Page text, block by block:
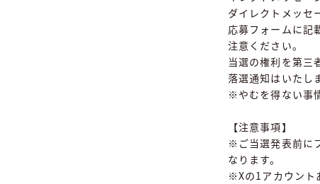
ダイレクトメッセ
応募フォームに記
注意ください。
当選の権利を第三
落選通知はいたし
※やむを得ない事
【注意事項】
※ご当選発表前に
なります。
※Xの1アカウント